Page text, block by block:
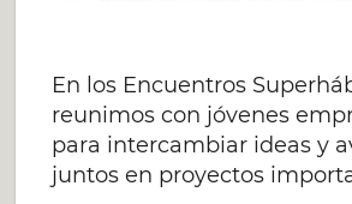
En los Encuentros
reunimos con jóvenes
para intercambiar ideas y
juntos en proyectos